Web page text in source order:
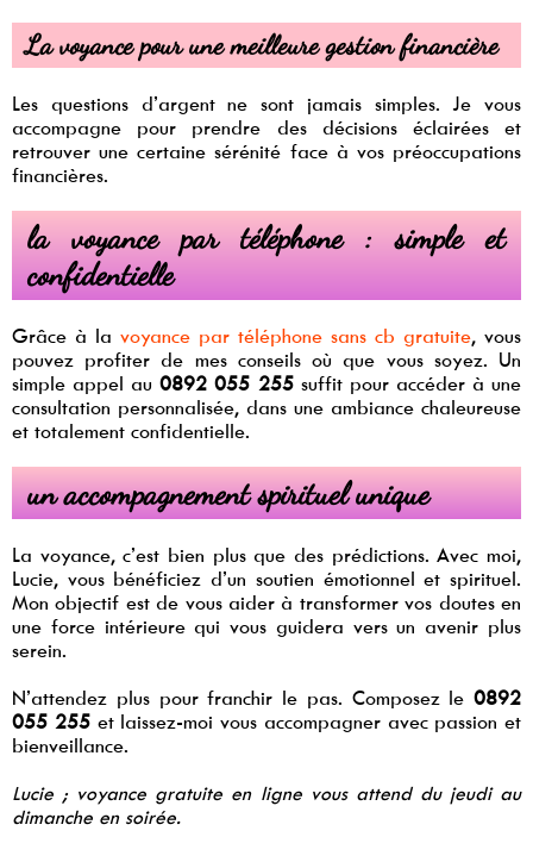
La voyance pour une meilleure gestion financière
Les questions d’argent ne sont jamais simples. Je vous
accompagne pour prendre des décisions éclairées et
retrouver une certaine sérénité face à vos préoccupations
financières.
la voyance par téléphone : simple et
confidentielle
Grâce à la voyance par téléphone sans cb gratuite, vous
pouvez profiter de mes conseils où que vous soyez. Un
simple appel au0892 055 255suffit pour accéder à une
consultation personnalisée, dans une ambiance chaleureuse
et totalement confidentielle.
un accompagnement spirituel unique
La voyance, c’est bien plus que des prédictions. Avec moi,
Lucie, vous bénéficiez d’un soutien émotionnel et spirituel.
Mon objectif est de vous aider à transformer vos doutes en
une force intérieure qui vous guidera vers un avenir plus
serein.
N’attendez plus pour franchir le pas. Composez le 0892
055 255et laissez-moi vous accompagner avec passion et
bienveillance.
Lucie ; voyance gratuite en ligne vous attend du jeudi au
dimanche en soirée.